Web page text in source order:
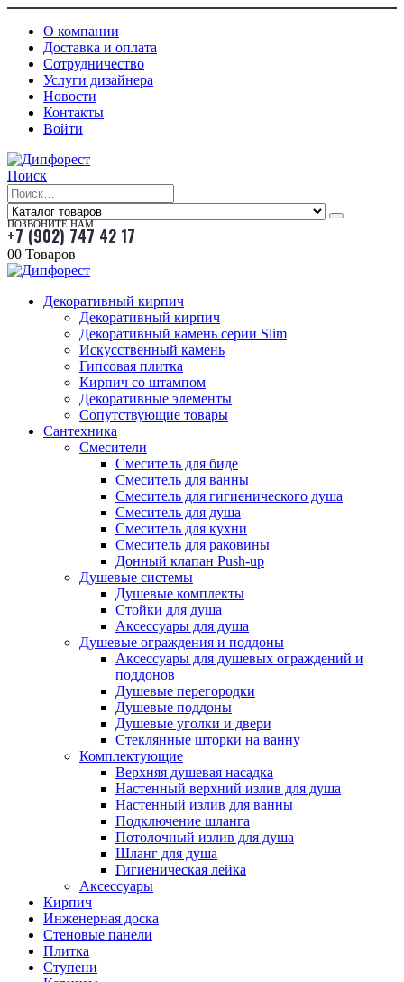
О компании
Доставка и оплата
Сотрудничество
Услуги дизайнера
Новости
Контакты
Войти
Поиск
ПОЗВОНИТЕ НАМ
+7 (902) 747 42 17
00 Товаров
Декоративный кирпич
Декоративный кирпич
Декоративный камень серии Slim
Искусственный камень
Гипсовая плитка
Кирпич со штампом
Декоративные элементы
Сопутствующие товары
Сантехника
Смесители
Смеситель для биде
Смеситель для ванны
Смеситель для гигиенического душа
Смеситель для душа
Смеситель для кухни
Смеситель для раковины
Донный клапан Push-up
Душевые системы
Душевые комплекты
Стойки для душа
Аксессуары для душа
Душевые ограждения и поддоны
Аксессуары для душевых ограждений и
поддонов
Душевые перегородки
Душевые поддоны
Душевые уголки и двери
Стеклянные шторки на ванну
Комплектующие
Верхняя душевая насадка
Настенный верхний излив для душа
Настенный излив для ванны
Подключение шланга
Потолочный излив для душа
Шланг для душа
Гигиеническая лейка
Аксессуары
Кирпич
Инженерная доска
Стеновые панели
Плитка
Ступени